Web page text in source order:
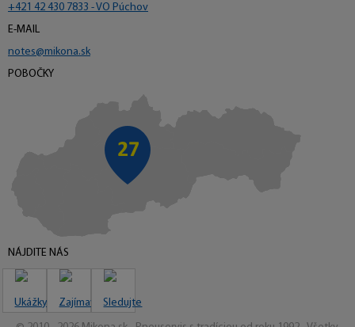
+421 42 430 7833 - VO Púchov
E-MAIL
notes@mikona.sk
POBOČKY
NÁJDITE NÁS